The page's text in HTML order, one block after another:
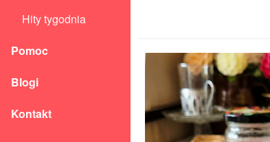
Hity tygodnia
Pomoc
Blogi
Kontakt